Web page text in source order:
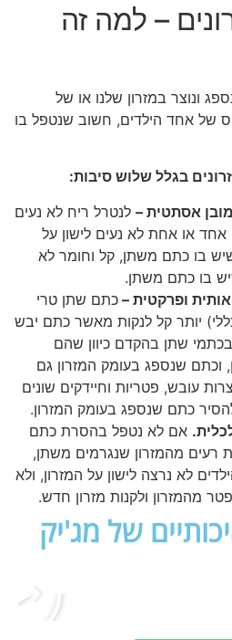
– למה זה
ונוצר במזרון שלנו או של
של אחד הילדים, חשוב שנטפל בו
בגלל שלוש סיבות:
אסתטית –לנטרל ריח לא נעים
או אחת לא נעים לישון על
שיש בו כתם משתן, קל וחומר לא
בו כתם משתן.
ופרקטית –כתם שתן טרי
יותר קל לנקות מאשר כתם יבש
שתן בהקדם כיוון שהם
וכתם שנספג בעומק המזרון גם
עובש, פטריות וחיידקים שונים
כתם שנספג בעומק המזרון.
אם לא נטפל בהסרת כתם
רעים מהמזרון שנגרמים משתן,
לא נרצה לישון על המזרון, ולא
מהמזרון ולקנות מזרון חדש.
של מג'יק